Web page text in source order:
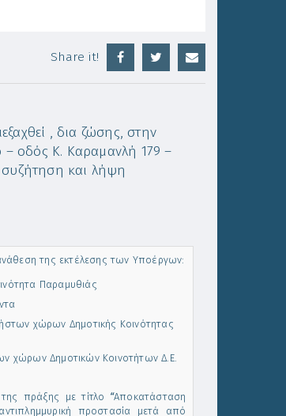
Share it!
, δια ζώσης, στην
οδός Κ. Καραμανλή 179 –
συζήτηση και λήψη
της εκτέλεσης των Υποέργων:
Παραμυθιάς
χώρων Δημοτικής Κοινότητας
χώρων Δημοτικών Κοινοτήτων Δ.Ε.
πράξης με τίτλο “Αποκατάσταση
προστασία μετά από